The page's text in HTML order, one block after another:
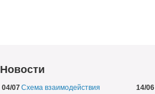
Новости
04/07Схема взаимодействия
14/06